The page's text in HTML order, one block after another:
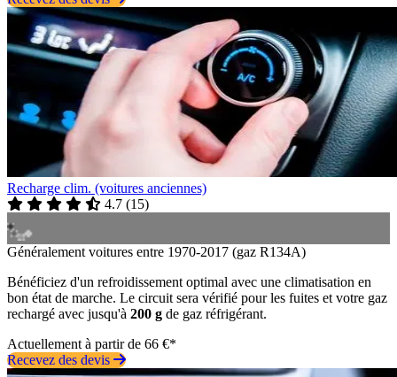
Recharge clim. (voitures anciennes)
4.7 (15)
Généralement voitures entre 1970-2017 (gaz R134A)
Bénéficiez d'un refroidissement optimal avec une climatisation en
bon état de marche. Le circuit sera vérifié pour les fuites et votre gaz
rechargé avec jusqu'à 200 g de gaz réfrigérant.
Actuellement à partir de 66 €*
Recevez des devis